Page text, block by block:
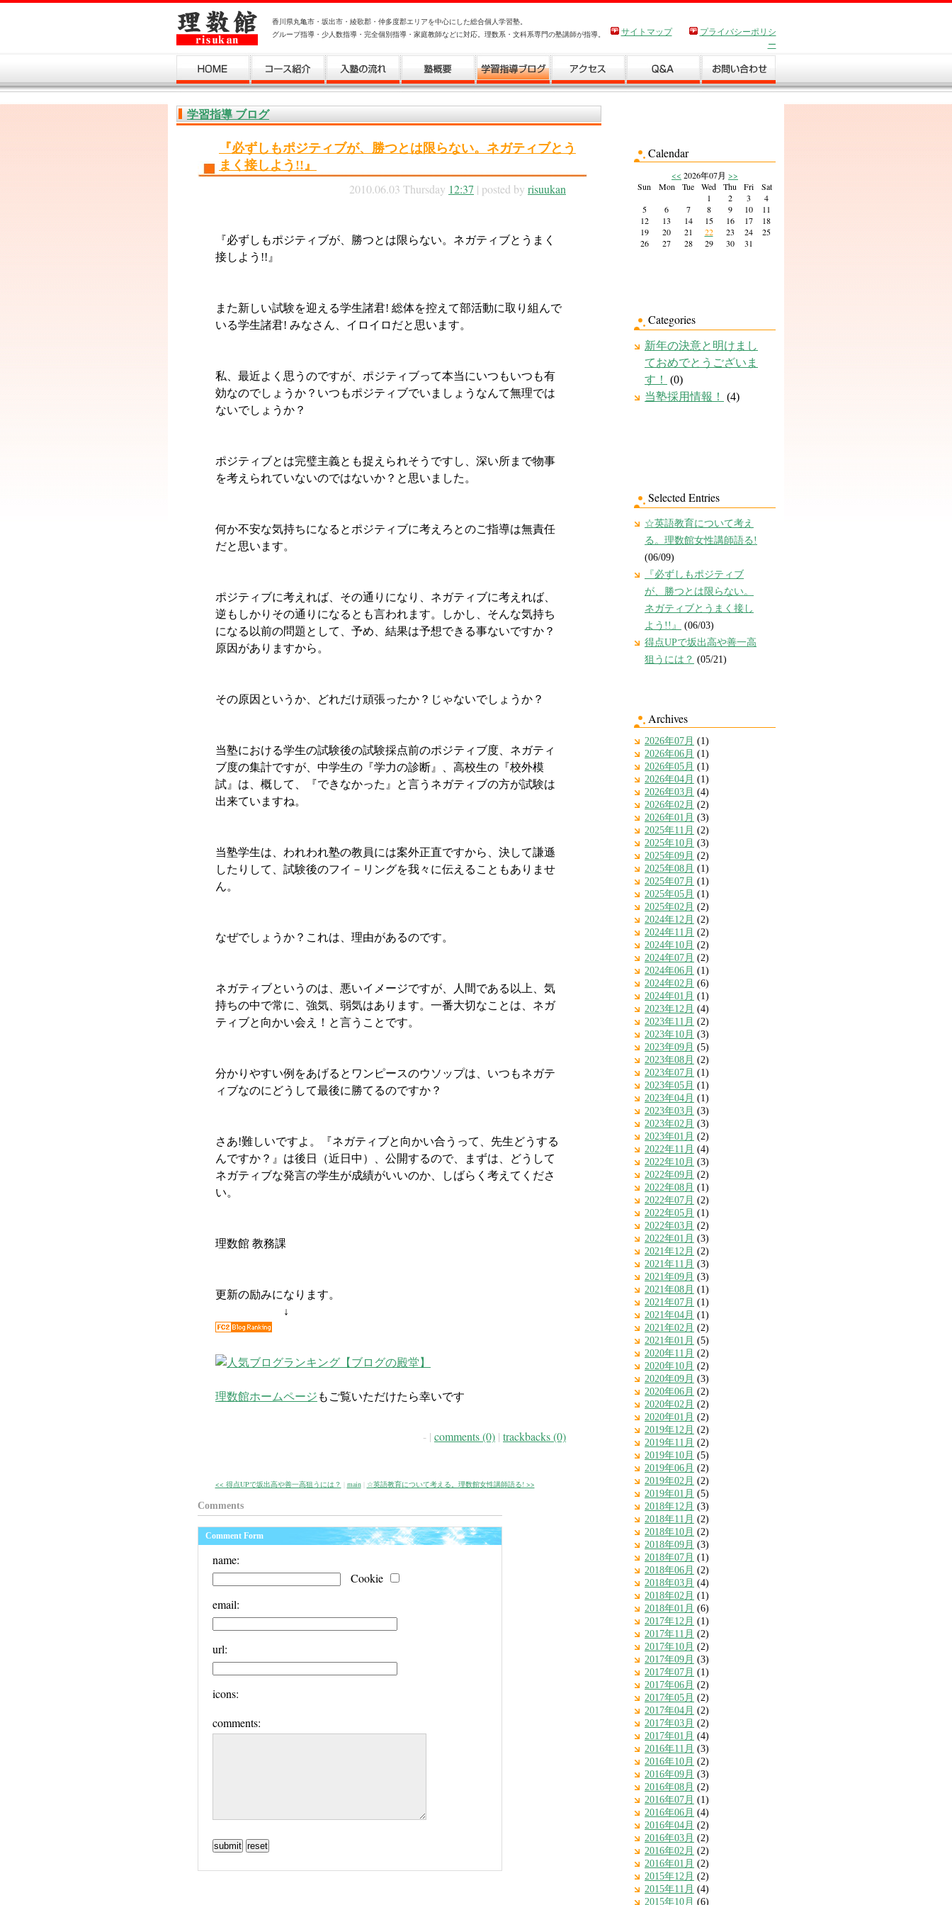
香川県丸亀市・坂出市・綾歌郡・仲多度郡エリアを中心にした総合個人学習塾。
グループ指導・少人数指導・完全個別指導・家庭教師などに対応。理数系・文科系専門の塾講師が指導。
サイトマップ
プライバシーポリシ
ー
学習指導 ブログ
『必ずしもポジティブが、勝つとは限らない。ネガティブとう
まく接しよう!!』
2010.06.03 Thursday 12:37 | posted by risuukan
『必ずしもポジティブが、勝つとは限らない。ネガティブとうまく
接しよう!!』
また新しい試験を迎える学生諸君! 総体を控えて部活動に取り組んで
いる学生諸君! みなさん、イロイロだと思います。
私、最近よく思うのですが、ポジティブって本当にいつもいつも有
効なのでしょうか？いつもポジティブでいましょうなんて無理では
ないでしょうか？
ポジティブとは完璧主義とも捉えられそうですし、深い所まで物事
を考えられていないのではないか？と思いました。
何か不安な気持ちになるとポジティブに考えろとのご指導は無責任
だと思います。
ポジティブに考えれば、その通りになり、ネガティブに考えれば、
逆もしかりその通りになるとも言われます。しかし、そんな気持ち
になる以前の問題として、予め、結果は予想できる事ないですか？
原因がありますから。
その原因というか、どれだけ頑張ったか？じゃないでしょうか？
当塾における学生の試験後の試験採点前のポジティブ度、ネガティ
ブ度の集計ですが、中学生の『学力の診断』、高校生の『校外模
試』は、概して、『できなかった』と言うネガティブの方が試験は
出来ていますね。
当塾学生は、われわれ塾の教員には案外正直ですから、決して謙遜
したりして、試験後のフイ－リングを我々に伝えることもありませ
ん。
なぜでしょうか？これは、理由があるのです。
ネガティブというのは、悪いイメージですが、人間である以上、気
持ちの中で常に、強気、弱気はあります。一番大切なことは、ネガ
ティブと向かい会え！と言うことです。
分かりやすい例をあげるとワンピースのウソップは、いつもネガテ
ィブなのにどうして最後に勝てるのですか？
さあ!難しいですよ。『ネガティブと向かい合うって、先生どうする
んですか？』は後日（近日中）、公開するので、まずは、どうして
ネガティブな発言の学生が成績がいいのか、しばらく考えてくださ
い。
理数館 教務課
更新の励みになります。
↓
理数館ホームページ もご覧いただけたら幸いです
- | comments (0) | trackbacks (0)
<< 得点UPで坂出高や善一高狙うには？ main| ☆英語教育について考える。理数館女性講師語る! >>
Comments
Comment Form
name:
Cookie
email:
url:
icons:
comments:
Calendar
<< 2026年07月 >>
Sun
Mon Tue Wed Thu Fri
Sat
1
2 3
4
5
6 7 8 9 10
11
12
13 14 15 16 17
18
19
20 21 22 23 24
25
26
27 28 29 30 31
Categories
新年の決意と明けまし
ておめでとうございま
す！
(0)
当塾採用情報！
(4)
Selected Entries
☆英語教育について考え
る。理数館女性講師語る!
(06/09)
『必ずしもポジティブ
が、勝つとは限らない。
ネガティブとうまく接し
よう!!』
(06/03)
得点UPで坂出高や善一高
狙うには？ (05/21)
Archives
2026年07月 (1)
2026年06月 (1)
2026年05月 (1)
2026年04月 (1)
2026年03月 (4)
2026年02月 (2)
2026年01月 (3)
2025年11月 (2)
2025年10月 (3)
2025年09月 (2)
2025年08月 (1)
2025年07月 (1)
2025年05月 (1)
2025年02月 (2)
2024年12月 (2)
2024年11月 (2)
2024年10月 (2)
2024年07月 (2)
2024年06月 (1)
2024年02月 (6)
2024年01月 (1)
2023年12月 (4)
2023年11月 (2)
2023年10月 (3)
2023年09月 (5)
2023年08月 (2)
2023年07月 (1)
2023年05月 (1)
2023年04月 (1)
2023年03月 (3)
2023年02月 (3)
2023年01月 (2)
2022年11月 (4)
2022年10月 (3)
2022年09月 (2)
2022年08月 (1)
2022年07月 (2)
2022年05月 (1)
2022年03月 (2)
2022年01月 (3)
2021年12月 (2)
2021年11月 (3)
2021年09月 (3)
2021年08月 (1)
2021年07月 (1)
2021年04月 (1)
2021年02月 (2)
2021年01月 (5)
2020年11月 (2)
2020年10月 (2)
2020年09月 (3)
2020年06月 (2)
2020年02月 (2)
2020年01月 (2)
2019年12月 (2)
2019年11月 (2)
2019年10月 (5)
2019年06月 (2)
2019年02月 (2)
2019年01月 (5)
2018年12月 (3)
2018年11月 (2)
2018年10月 (2)
2018年09月 (3)
2018年07月 (1)
2018年06月 (2)
2018年03月 (4)
2018年02月 (1)
2018年01月 (6)
2017年12月 (1)
2017年11月 (2)
2017年10月 (2)
2017年09月 (3)
2017年07月 (1)
2017年06月 (2)
2017年05月 (2)
2017年04月 (2)
2017年03月 (2)
2017年01月 (4)
2016年11月 (3)
2016年10月 (2)
2016年09月 (3)
2016年08月 (2)
2016年07月 (1)
2016年06月 (4)
2016年04月 (2)
2016年03月 (2)
2016年02月 (2)
2016年01月 (2)
2015年12月 (2)
2015年11月 (4)
2015年10月 (6)